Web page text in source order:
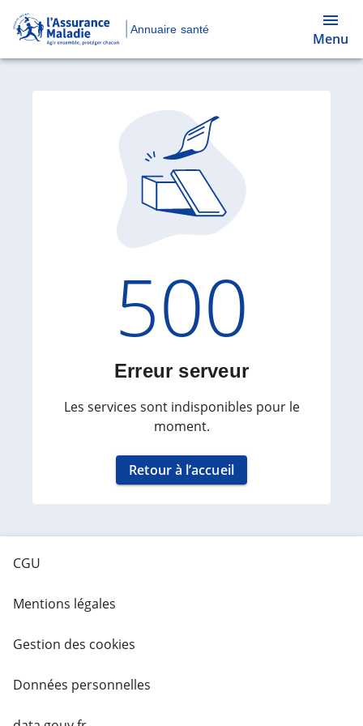
Annuaire santé
Menu
Code
500
Erreur serveur
Les services sont indisponibles pour le
moment.
Retour à l’accueil
CGU
Mentions légales
Gestion des cookies
Données personnelles